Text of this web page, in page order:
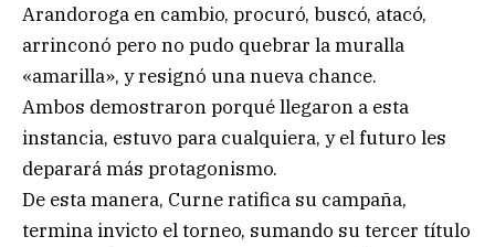
Arandoroga en cambio, procuró, buscó, atacó,
arrinconó pero no pudo quebrar la muralla
«amarilla», y resignó una nueva chance.
Ambos demostraron porqué llegaron a esta
instancia, estuvo para cualquiera, y el futuro les
deparará más protagonismo.
De esta manera, Curne ratifica su campaña,
termina invicto el torneo, sumando su tercer título